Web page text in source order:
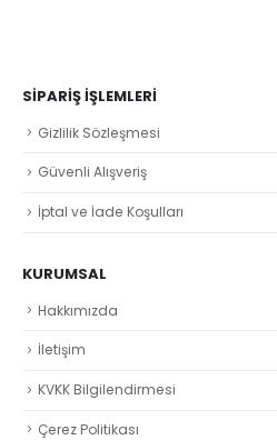
SIPARIŞ İŞLEMLERI
Gizlilik Sözleşmesi
Güvenli Alışveriş
İptal ve İade Koşulları
KURUMSAL
Hakkımızda
İletişim
KVKK Bilgilendirmesi
Çerez Politikası